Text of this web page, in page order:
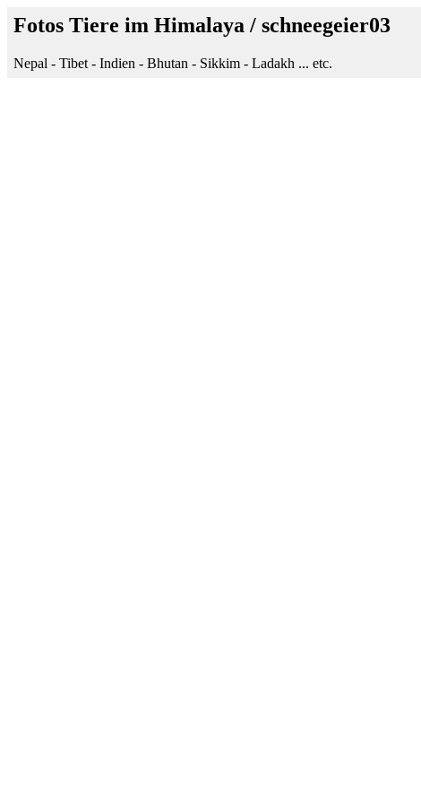
Fotos Tiere im Himalaya / schneegeier03
Nepal - Tibet - Indien - Bhutan - Sikkim - Ladakh ... etc.